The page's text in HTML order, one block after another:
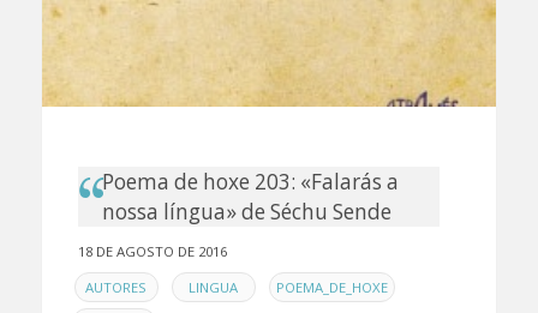
Poema de hoxe 203: «Falarás a
nossa língua» de Séchu Sende
18 DE AGOSTO DE 2016
ENAUTORES , LINGUA , POEMA_DE_HOXE ,